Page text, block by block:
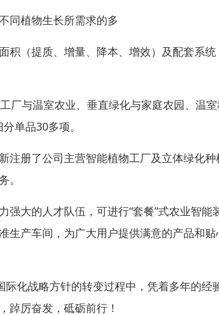
同植物生长所需求的多
积（提质、增量、降本、增效）及配套系统
厂与温室农业、垂直绿化与家庭农园、温
单品30多项。
注册了公司主营智能植物工厂及立体绿化种
。
大的人才队伍，可进行“套餐”式农业智能
生产车间，为广大用户提供满意的产品和贴
化战略方针的转变过程中，凭着多年的经
踔厉奋发，砥砺前行！